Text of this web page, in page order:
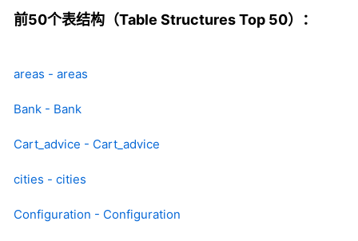
前50个表结构（Table Structures Top 50）：
areas - areas
Bank - Bank
Cart_advice - Cart_advice
cities - cities
Configuration - Configuration